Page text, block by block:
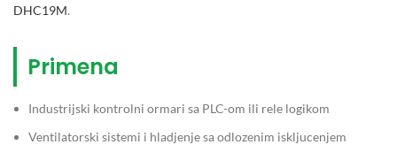
DHC19M.
Primena
Industrijski kontrolni ormari sa PLC-om ili rele logikom
Ventilatorski sistemi i hladjenje sa odlozenim iskljucenjem